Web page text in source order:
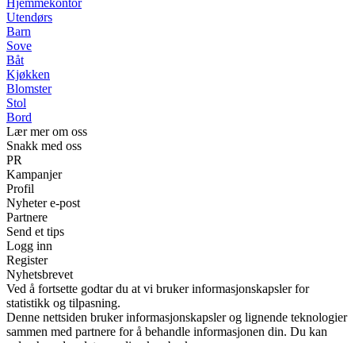
Hjemmekontor
Utendørs
Barn
Sove
Båt
Kjøkken
Blomster
Stol
Bord
Lær mer om oss
Snakk med oss
PR
Kampanjer
Profil
Nyheter e-post
Partnere
Send et tips
Logg inn
Register
Nyhetsbrevet
Ved å fortsette godtar du at vi bruker informasjonskapsler for
statistikk og tilpasning.
Denne nettsiden bruker informasjonskapsler og lignende teknologier
sammen med partnere for å behandle informasjonen din. Du kan